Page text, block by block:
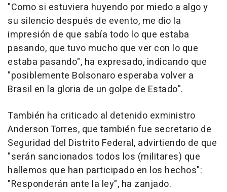
"Como si estuviera huyendo por miedo a algo y
su silencio después de evento, me dio la
impresión de que sabía todo lo que estaba
pasando, que tuvo mucho que ver con lo que
estaba pasando", ha expresado, indicando que
"posiblemente Bolsonaro esperaba volver a
Brasil en la gloria de un golpe de Estado".
También ha criticado al detenido exministro
Anderson Torres, que también fue secretario de
Seguridad del Distrito Federal, advirtiendo de que
"serán sancionados todos los (militares) que
hallemos que han participado en los hechos":
"Responderán ante la ley", ha zanjado.